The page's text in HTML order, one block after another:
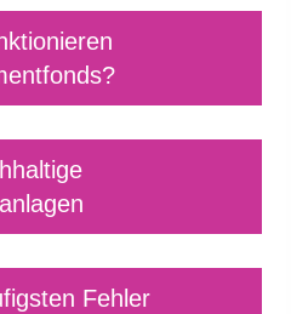
Fehler